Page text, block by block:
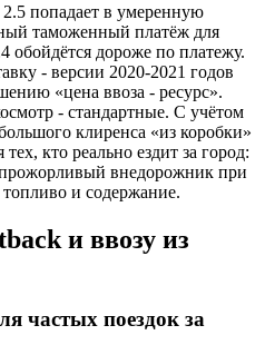
попадает в умеренную
таможенный платёж для
обойдётся дороже по платежу.
- версии 2020-2021 годов
«цена ввоза - ресурс».
- стандартные. С учётом
клиренса «из коробки»
кто реально ездит за город:
внедорожник при
и содержание.
и ввозу из
частых поездок за